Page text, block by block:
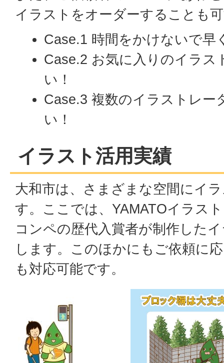
イラストをオーダーすることも
Case.1 時間をかけないで早
Case.2 お気に入りのイラス
い！
Case.3 複数のイラストレー
い！
イラスト活用実績
大和市は、さまざまな空間にイ
す。ここでは、YAMATOイラス
コンペの歴代入賞者が制作した
します。このほかにもご依頼に
も対応可能です。